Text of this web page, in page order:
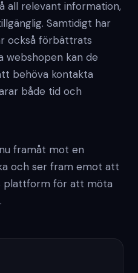
all relevant information,
Samtidigt har
också förbättrats
webshopen kan de
behöva kontakta
både tid och
framåt mot en
och ser fram emot att
plattform för att möta